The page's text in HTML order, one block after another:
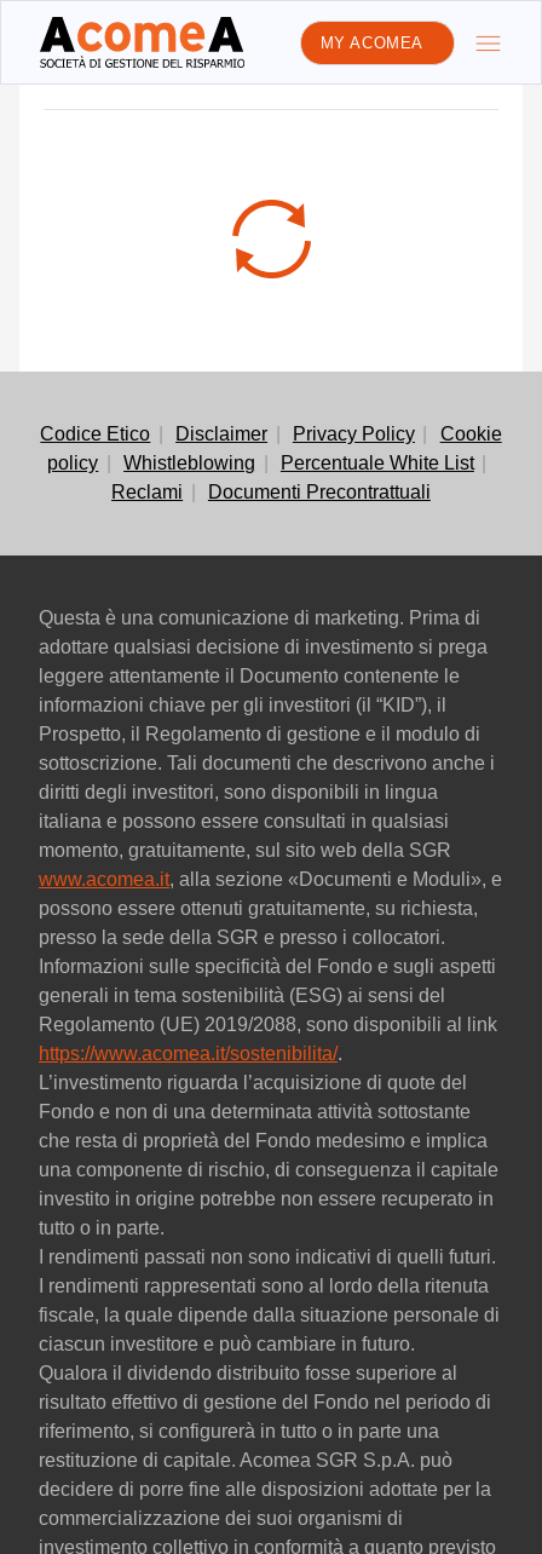
MY ACOMEA
LE NEWS DI ACOMEA
Codice Etico Disclaimer Privacy Policy
Cookie
policy
Whistleblowing
Percentuale White List
Reclami
Documenti Precontrattuali
Questa è una comunicazione di marketing. Prima di
adottare qualsiasi decisione di investimento si prega
leggere attentamente il Documento contenente le
informazioni chiave per gli investitori (il “KID”), il
Prospetto, il Regolamento di gestione e il modulo di
sottoscrizione. Tali documenti che descrivono anche i
diritti degli investitori, sono disponibili in lingua
italiana e possono essere consultati in qualsiasi
momento, gratuitamente, sul sito web della SGR
www.acomea.it, alla sezione «Documenti e Moduli», e
possono essere ottenuti gratuitamente, su richiesta,
presso la sede della SGR e presso i collocatori.
Informazioni sulle specificità del Fondo e sugli aspetti
generali in tema sostenibilità (ESG) ai sensi del
Regolamento (UE) 2019/2088, sono disponibili al link
https://www.acomea.it/sostenibilita/.
L’investimento riguarda l’acquisizione di quote del
Fondo e non di una determinata attività sottostante
che resta di proprietà del Fondo medesimo e implica
una componente di rischio, di conseguenza il capitale
investito in origine potrebbe non essere recuperato in
tutto o in parte.
I rendimenti passati non sono indicativi di quelli futuri.
I rendimenti rappresentati sono al lordo della ritenuta
fiscale, la quale dipende dalla situazione personale di
ciascun investitore e può cambiare in futuro.
Qualora il dividendo distribuito fosse superiore al
risultato effettivo di gestione del Fondo nel periodo di
riferimento, si configurerà in tutto o in parte una
restituzione di capitale. Acomea SGR S.p.A. può
decidere di porre fine alle disposizioni adottate per la
commercializzazione dei suoi organismi di
investimento collettivo in conformità a quanto previsto